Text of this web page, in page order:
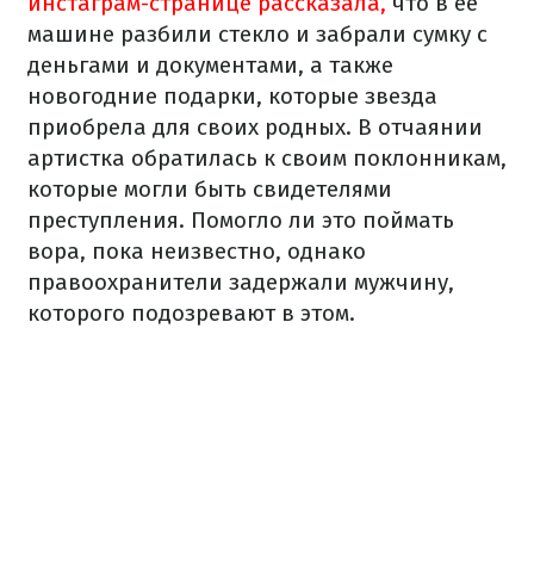
машине разбили стекло и забрали сумку с
деньгами и документами, а также
новогодние подарки, которые звезда
приобрела для своих родных. В отчаянии
артистка обратилась к своим поклонникам,
которые могли быть свидетелями
преступления. Помогло ли это поймать
вора, пока неизвестно, однако
правоохранители задержали мужчину,
которого подозревают в этом.